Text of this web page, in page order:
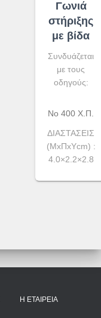
Γωνιά
στήριξης
με βίδα
Συνδυάζεται
με τους
οδηγούς:
Νο 400 Χ.Π.
ΔΙΑΣΤΑΣΕΙΣ
(ΜxΠxYcm) :
4.0×2.2×2.8
Η ΕΤΑΙΡΕΊΑ